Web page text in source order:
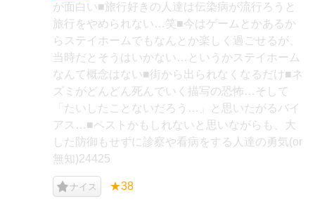
が面白い■旅行好きの人達は伝染病が流行ろうと
旅行をやめられない…笑■今はゲームとかあるか
らステイホームでもなんとか楽しく過ごせるが、
当時だとそうはいかない…というかステイホーム
なんて概念はない■街から出られなくなるだけ■ネ
ズミがどんどん死んでいく描写の恐怖…そして
「たいしたことないだろう…」と思いたがるバイ
アス…■ペストかもしれないと思いながらも、大
した防御もせずに診察や看病をする人達の勇気(or
無知)24425
ナイス ★38